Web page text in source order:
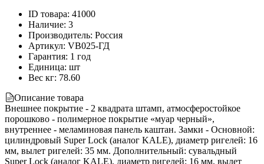
ID товара: 41000
Наличие: 3
Производитель: Россия
Артикул: VB025-ГД
Гарантия: 1 год
Единица: шт
Вес кг: 78.60
Описание товара
Внешнее покрытие - 2 квадрата штамп, атмосферостойкое
порошково - полимерное покрытие «муар черный»,
внутреннее - меламиновая панель каштан. Замки - Основной:
цилиндровый Super Lock (аналог KALE), диаметр ригелей: 16
мм, вылет ригелей: 35 мм. Дополнительный: сувальдный
Super Lock (аналог KALE), диаметр ригелей: 16 мм, вылет